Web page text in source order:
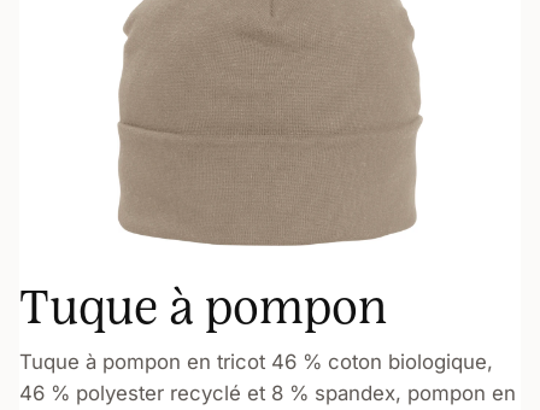
Tuque à pompon
Tuque à pompon en tricot 46 % coton biologique,
46 % polyester recyclé et 8 % spandex, pompon en